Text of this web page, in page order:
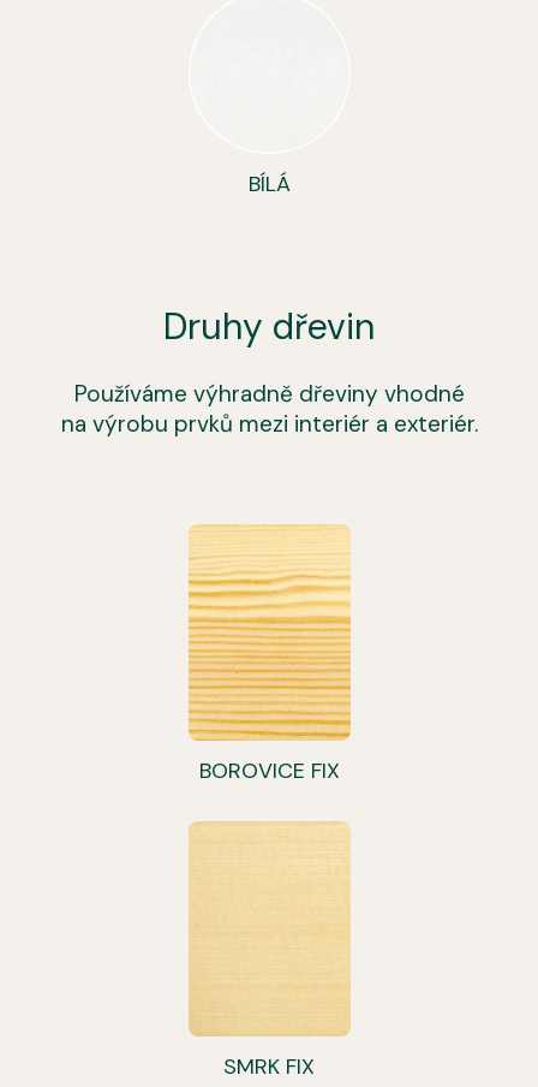
BÍLÁ
Druhy dřevin
Používáme výhradně dřeviny vhodné
na výrobu prvků mezi interiér a exteriér.
BOROVICE FIX
SMRK FIX